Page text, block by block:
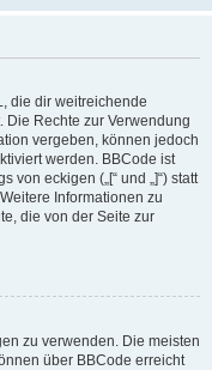
die dir weitreichende
Die Rechte zur Verwendung
vergeben, können jedoch
werden. BBCode ist
eckigen („[“ und „]“) statt
Informationen zu
die von der Seite zur
zu verwenden. Die meisten
über BBCode erreicht